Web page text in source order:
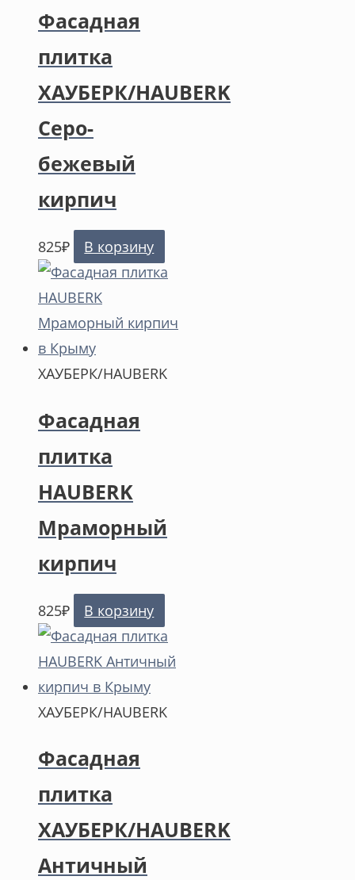
Фасадная
плитка
ХАУБЕРК/HAUBERK
Серо-
бежевый
кирпич
825₽ В корзину
ХАУБЕРК/HAUBERK
Фасадная
плитка
HAUBERK
Мраморный
кирпич
825₽ В корзину
ХАУБЕРК/HAUBERK
Фасадная
плитка
ХАУБЕРК/HAUBERK
Античный